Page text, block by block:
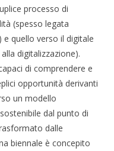
processo di
(spesso legata
e quello verso il digitale
digitalizzazione).
di comprendere e
opportunità derivanti
un modello
dal punto di
dalle
biennale è concepito